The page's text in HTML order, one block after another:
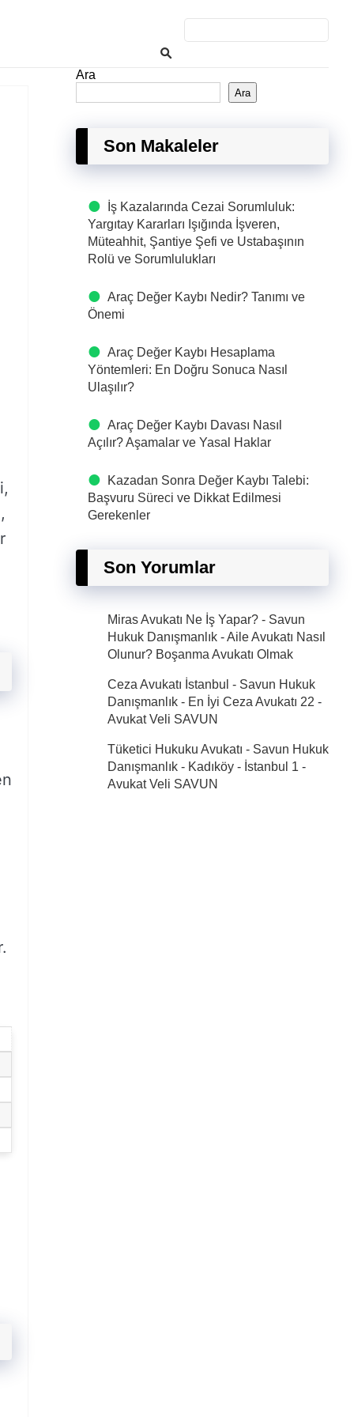
Ara
Ara
Son Makaleler
İş Kazalarında Cezai Sorumluluk:
Yargıtay Kararları Işığında İşveren,
Müteahhit, Şantiye Şefi ve Ustabaşının
Rolü ve Sorumlulukları
Araç Değer Kaybı Nedir? Tanımı ve
Önemi
Araç Değer Kaybı Hesaplama
Yöntemleri: En Doğru Sonuca Nasıl
Ulaşılır?
Araç Değer Kaybı Davası Nasıl
Açılır? Aşamalar ve Yasal Haklar
Kazadan Sonra Değer Kaybı Talebi:
Başvuru Süreci ve Dikkat Edilmesi
Gerekenler
Son Yorumlar
Miras Avukatı Ne İş Yapar? - Savun
Hukuk Danışmanlık -Aile Avukatı Nasıl
Olunur? Boşanma Avukatı Olmak
Ceza Avukatı İstanbul - Savun Hukuk
Danışmanlık - En İyi Ceza Avukatı 22 -
Avukat Veli SAVUN
Tüketici Hukuku Avukatı - Savun Hukuk
Danışmanlık - Kadıköy - İstanbul 1 -
Avukat Veli SAVUN